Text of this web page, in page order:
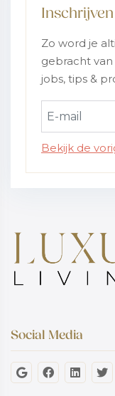
Zo word je
gebracht van
jobs, tips &
Bekijk de
Social Media